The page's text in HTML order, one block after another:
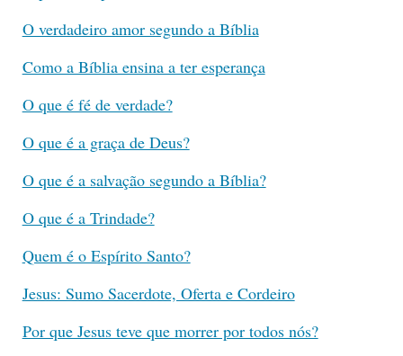
O verdadeiro amor segundo a Bíblia
Como a Bíblia ensina a ter esperança
O que é fé de verdade?
O que é a graça de Deus?
O que é a salvação segundo a Bíblia?
O que é a Trindade?
Quem é o Espírito Santo?
Jesus: Sumo Sacerdote, Oferta e Cordeiro
Por que Jesus teve que morrer por todos nós?